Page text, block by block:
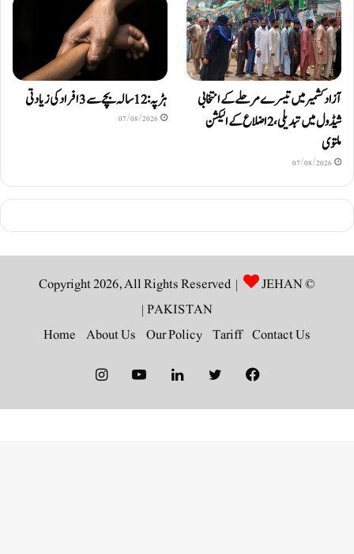
آزادکشمیر میں تیسرے مرحلے کے انتخابی
شیڈول میں تبدیلی، 2 اضلاع کے الیکشن
ملتوی
07/08/2026
ہڑپہ: 12 سالہ بچے سے 3 افراد کی زیادتی
07/08/2026
© Copyright 2026, All Rights Reserved |
JEHAN
PAKISTAN
|
Contact Us
Tariff
Our Policy
About Us
Home
Facebook
Twitter
LinkedIn
YouTube
Instagram